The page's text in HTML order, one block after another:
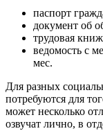
паспорт
документ об
трудовая
ведомость с
мес.
Для разных
потребуются для
может несколько
озвучат лично, в